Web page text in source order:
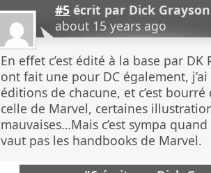
#5 écrit par Dick Grayson
about 15 years ago
En effet c’est édité à la base par DK
ont fait une pour DC également,
éditions de chacune, et c’est
celle de Marvel, certaines
mauvaises…Mais c’est sympa
vaut pas les handbooks de Marvel.